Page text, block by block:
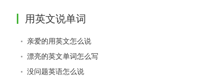
用英文说单词
亲爱的用英文怎么说
漂亮的英文单词怎么写
没问题英语怎么说